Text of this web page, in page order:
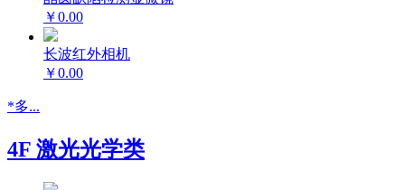
￥0.00
长波红外相机
￥0.00
*多...
4F 激光光学类